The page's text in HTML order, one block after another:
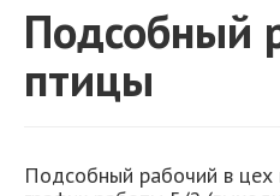
Подсобный
птицы
Подсобный рабочий в